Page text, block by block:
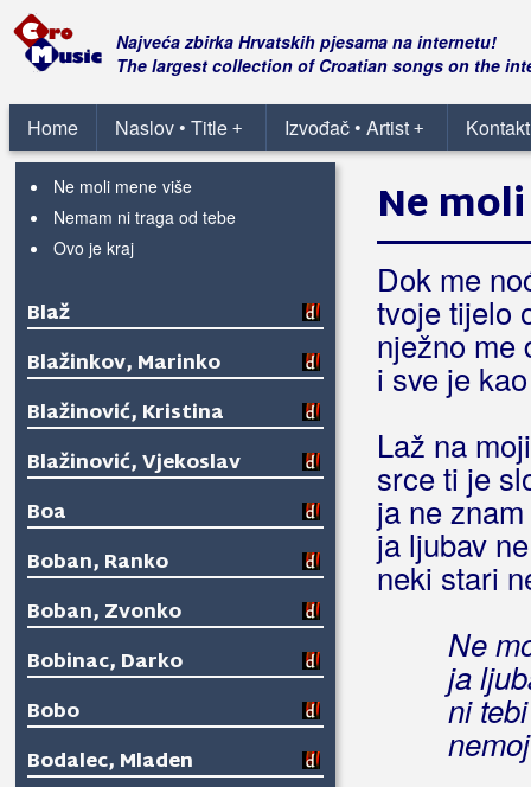
Najveća zbirka Hrvatskih pjesama na internetu!
The largest collection of Croatian songs on the
Home +
Naslov • Title +
Izvođač • Artist
Da oprostim sve
Kap po kap
Ljubavi grijeh sam tvoj
Na kušinu tvoje posteje
Ne moli mene više
Nemam ni traga od tebe
Ovo je kraj
Blaž
Blažinkov, Marinko
Blažinović, Kristina
Blažinović, Vjekoslav
Boa
Boban, Ranko
Boban, Zvonko
Bobinac, Darko
Bobo
Bodalec, Mladen
Ne
Dok me
tvoje tijelo
nježno me
i sve je
Laž na
srce ti je
ja ne
ja ljubav
neki stari
Ne
ja
ni